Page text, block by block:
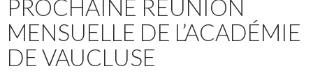
PROCHAINE RÉUNION
MENSUELLE DE L’ACADÉMIE
DE VAUCLUSE